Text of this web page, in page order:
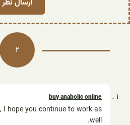
2
buy anabolic online
hope you continue to work as
well.